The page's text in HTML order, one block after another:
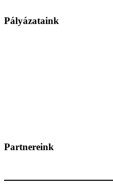
Pályázataink
Partnereink